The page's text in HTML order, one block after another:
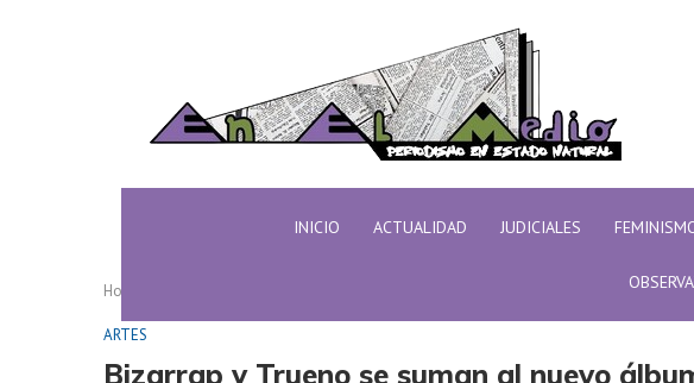
INICIO ACTUALIDAD JUDICIALES
Home Bizarrap y Trueno se suman al nuevo álbum de Gorillaz:
ARTES
Bizarrap y Trueno se suman al nuevo